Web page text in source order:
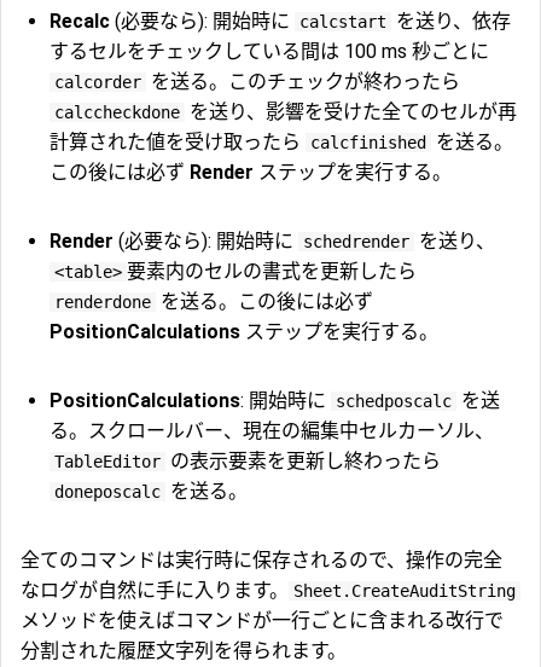
Recalc (必要なら): 開始時に calcstart
を送り、依存
するセルをチェックしている間は 100 ms 秒ごとに
calcorder を送る。このチェックが終わったら
calccheckdone を送り、影響を受けた全てのセルが再
計算された値を受け取ったら
calcfinished
を送る。
この後には必ず Render ステップを実行する。
Render (必要なら): 開始時に schedrender を送り、
<table> 要素内のセルの書式を更新したら
renderdone を送る。この後には必ず
PositionCalculations ステップを実行する。
PositionCalculations: 開始時に schedposcalc を送
る。スクロールバー、現在の編集中セルカーソル、
TableEditor の表示要素を更新し終わったら
doneposcalc を送る。
全てのコマンドは実行時に保存されるので、操作の完全
なログが自然に手に入ります。
Sheet.CreateAuditString
メソッドを使えばコマンドが一行ごとに含まれる改行で
分割された履歴文字列を得られます。